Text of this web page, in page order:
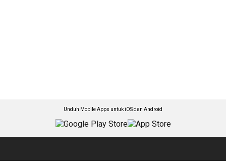
Unduh Mobile Apps untuk iOS dan Android